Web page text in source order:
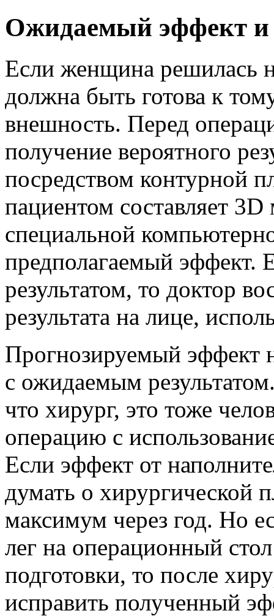
Ожидаемый эффект и
Если женщина решилась
должна быть готова к
внешность. Перед
получение вероятного
посредством контурной
пациентом составляет
специальной
предполагаемый эффект.
результатом, то доктор
результата на лице,
Прогнозируемый эффект
с ожидаемым
что хирург, это тоже
операцию с
Если эффект от
думать о хирургической
максимум через год. Но
лег на операционный
подготовки, то после
исправить полученный